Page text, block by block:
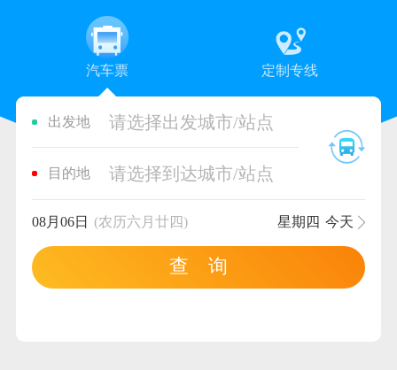
汽车票 定制专线
出发地 请选择出发城市/站点
目的地 请选择到达城市/站点
08月06日 (农历六月廿四) 星期四 今天
查 询